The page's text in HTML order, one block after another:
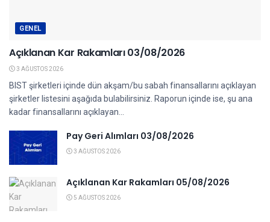
GENEL
Açıklanan Kar Rakamları 03/08/2026
3 AĞUSTOS 2026
BIST şirketleri içinde dün akşam/bu sabah finansallarını açıklayan
şirketler listesini aşağıda bulabilirsiniz. Raporun içinde ise, şu ana
kadar finansallarını açıklayan...
Pay Geri Alımları 03/08/2026
3 AĞUSTOS 2026
Açıklanan Kar Rakamları 05/08/2026
5 AĞUSTOS 2026